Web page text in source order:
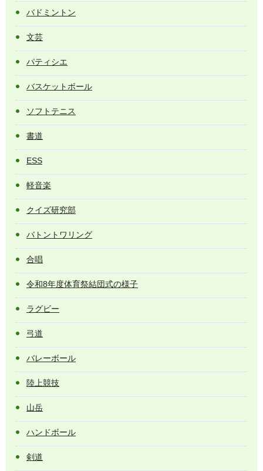
バドミントン
文芸
パティシエ
バスケットボール
ソフトテニス
書道
ESS
軽音楽
クイズ研究部
バトントワリング
合唱
令和8年度体育祭結団式の様子
ラグビー
弓道
バレーボール
陸上競技
山岳
ハンドボール
剣道